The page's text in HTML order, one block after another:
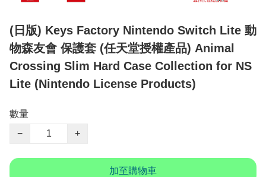
(日版) Keys Factory Nintendo Switch Lite 動
物森友會 保護套 (任天堂授權產品) Animal
Crossing Slim Hard Case Collection for NS
Lite (Nintendo License Products)
數量
−
+
加至購物車